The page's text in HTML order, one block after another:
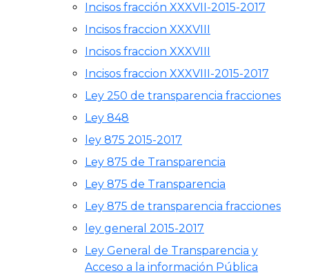
Incisos fracción XXXVII-2015-2017
Incisos fraccion XXXVIII
Incisos fraccion XXXVIII
Incisos fraccion XXXVIII-2015-2017
Ley 250 de transparencia fracciones
Ley 848
ley 875 2015-2017
Ley 875 de Transparencia
Ley 875 de Transparencia
Ley 875 de transparencia fracciones
ley general 2015-2017
Ley General de Transparencia y
Acceso a la información Pública